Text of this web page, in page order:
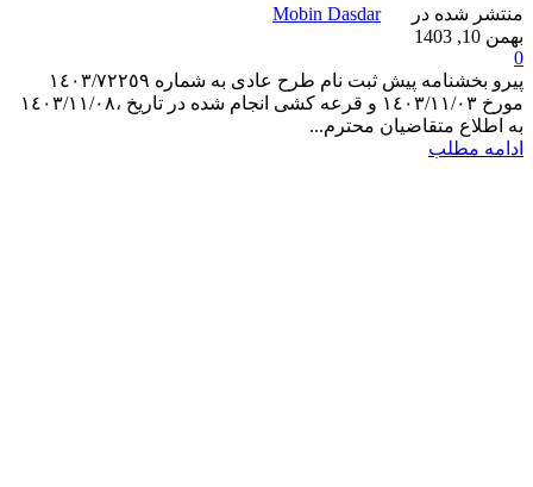
منتشر شده در
Mobin Dasdar
بهمن 10, 1403
0
پیرو بخشنامه پیش ثبت نام طرح عادی به شماره ١٤٠٣/٧٢٢٥٩
مورخ ١٤٠٣/١١/٠٣ و قرعه کشی انجام شده در تاریخ ،١٤٠٣/١١/٠٨
به اطلاع متقاضیان محترم...
ادامه مطلب